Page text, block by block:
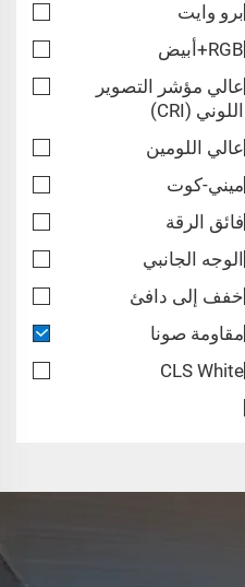
برو وايت
RGB+أبيض
عالي مؤشر التصوير
اللوني (CRI)
عالي اللومين
ميني-كوت
فائق الرقة
الوجه الجانبي
خفف إلى دافئ
مقاومة صونا
CLS White